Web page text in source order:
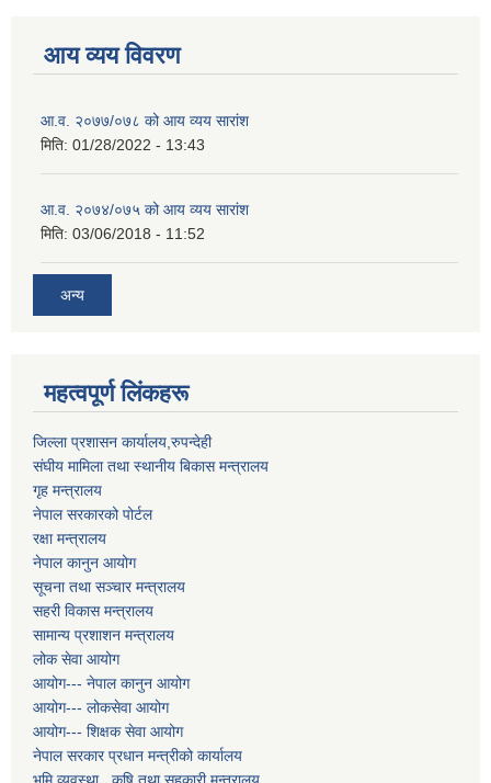
आय व्यय विवरण
आ.व. २०७७/०७८ को आय व्यय सारांश
मिति: 01/28/2022 - 13:43
आ.व. २०७४/०७५ को आय व्यय सारांश
मिति: 03/06/2018 - 11:52
अन्य
महत्वपूर्ण लिंकहरू
जिल्ला प्रशासन कार्यालय,रुपन्देही
संघीय मामिला तथा स्थानीय बिकास मन्त्रालय
गृह मन्त्रालय
नेपाल सरकारको पोर्टल
रक्षा मन्त्रालय
नेपाल कानुन आयोग
सूचना तथा सञ्चार मन्त्रालय
सहरी विकास मन्त्रालय
सामान्य प्रशाशन मन्त्रालय
लोक सेवा आयोग
आयोग--- नेपाल कानुन आयोग
आयोग--- लोकसेवा आयोग
आयोग--- शिक्षक सेवा आयोग
नेपाल सरकार प्रधान मन्त्रीको कार्यालय